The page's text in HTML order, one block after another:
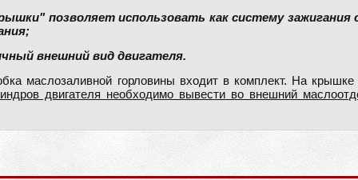
позволяет использовать как систему зажигания
внешний вид двигателя.
маслозаливной горловины входит в комплект. На
двигателя необходимо вывести во внешний